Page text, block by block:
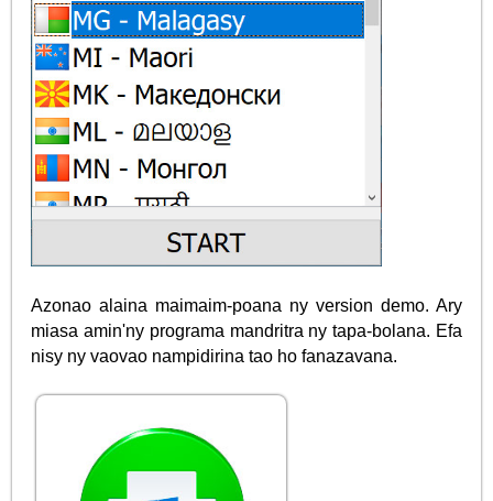
Azonao alaina maimaim-poana ny version demo. Ary
miasa amin'ny programa mandritra ny tapa-bolana. Efa
nisy ny vaovao nampidirina tao ho fanazavana.